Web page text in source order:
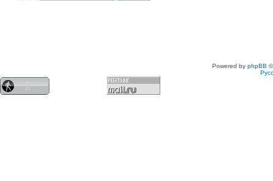
Powered by phpBB